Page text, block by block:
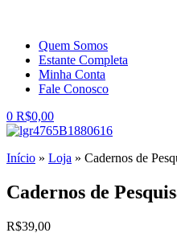
Quem Somos
Estante Completa
Minha Conta
Fale Conosco
0 R$0,00
Início » Loja » Cadernos de
Cadernos de
R$39,00